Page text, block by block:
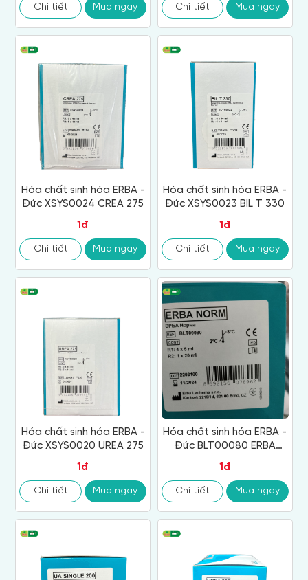
Chi tiết Mua ngay Chi tiết Mua ngay
Hóa chất sinh hóa ERBA -
Đức XSYS0024 CREA 275
1đ
Chi tiết Mua ngay
Hóa chất sinh hóa ERBA -
Đức XSYS0023 BIL T 330
1đ
Chi tiết Mua ngay
Hóa chất sinh hóa ERBA -
Đức XSYS0020 UREA 275
1đ
Chi tiết Mua ngay
Hóa chất sinh hóa ERBA -
Đức BLT00080 ERBA
1đ
Chi tiết Mua ngay